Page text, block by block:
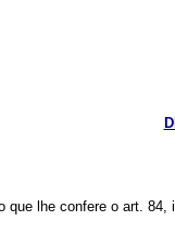
que lhe confere o art.